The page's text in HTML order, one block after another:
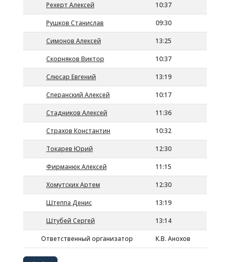
Рехерт Алексей 10:37
Рушков Станислав 09:30
Симонов Алексей 13:25
Скорняков Виктор 10:37
Слюсар Евгений 13:19
Сперанский Алексей 10:17
Стадников Алексей 11:36
Страхов Константин 10:32
Токарев Юрий 12:30
Фирманюк Алексей 11:15
Хомутских Артем 12:30
Штеппа Денис 13:19
Штубей Сергей 13:14
Ответственный организатор К.В. Анохов